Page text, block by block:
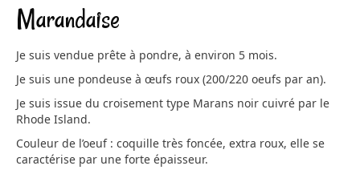
Marandaise
Je suis vendue prête à pondre, à environ 5 mois.
Je suis une pondeuse à œufs roux (200/220 oeufs par an).
Je suis issue du croisement type Marans noir cuivré par le
Rhode Island.
Couleur de l’oeuf : coquille très foncée, extra roux, elle se
caractérise par une forte épaisseur.